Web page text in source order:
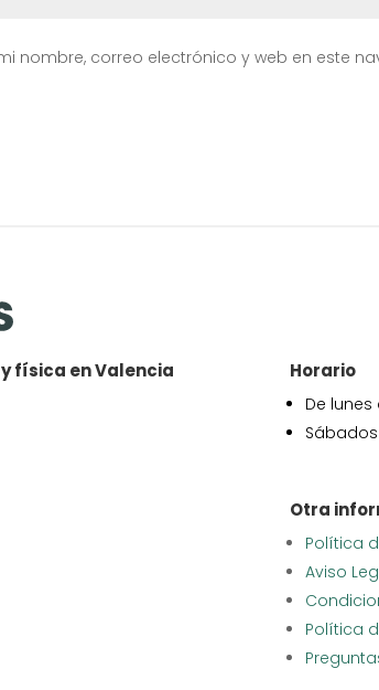
nombre, correo electrónico y web en este
física en Valencia Horario
De lunes
Sábados
Otra
Política
Aviso
Política